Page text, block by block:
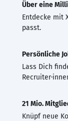
Über eine
Entdecke mit
passt.
Persönliche
Lass Dich
21 Mio.
Knüpf neue